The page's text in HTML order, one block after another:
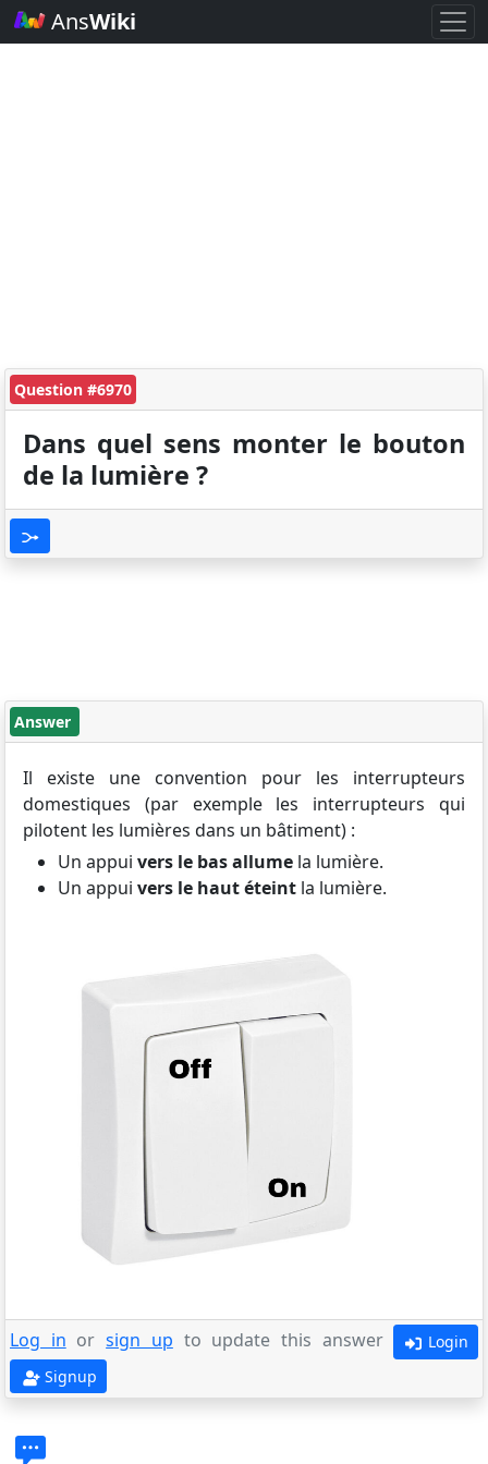
AnsWiki
Question #6970
Dans quel sens monter le bouton
de la lumière ?
Answer
Il existe une convention pour les interrupteurs
domestiques (par exemple les interrupteurs qui
pilotent les lumières dans un bâtiment) :
Un appui vers le bas allume la lumière.
Un appui vers le haut éteint la lumière.
Log in orsign up to update this answer
Login
Signup